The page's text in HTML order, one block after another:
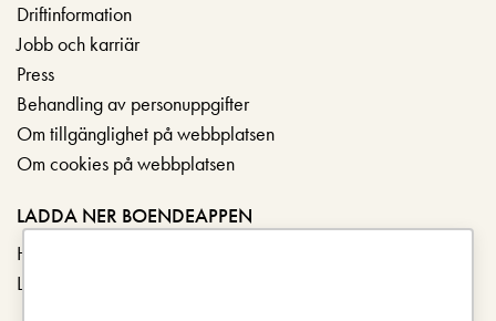
Driftinformation
Jobb och karriär
Press
Behandling av personuppgifter
Om tillgänglighet på webbplatsen
Om cookies på webbplatsen
LADDA NER BOENDEAPPEN
Hämta i App Store
Ladda ner på Google Play